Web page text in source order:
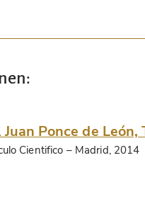
Juan Ponce de
Cientifico – Madrid, 2014